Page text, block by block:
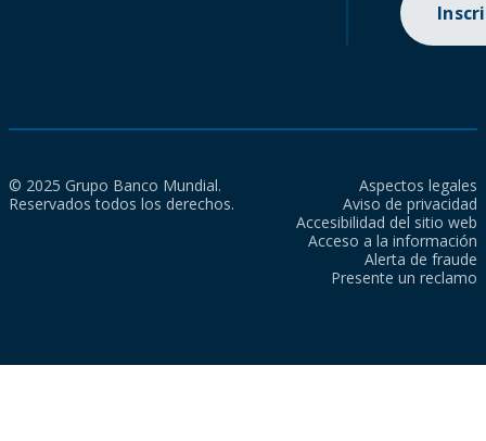
© 2025 Grupo Banco Mundial.
Reservados todos los derechos.
Aspectos legales
Aviso de privacidad
Accesibilidad del sitio web
Acceso a la información
Alerta de fraude
Presente un reclamo